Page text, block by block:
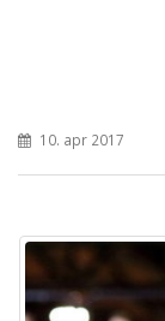
10. apr 2017